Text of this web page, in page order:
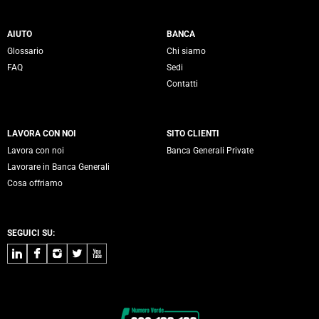
Servizi Banca Generali
AIUTO
Glossario
FAQ
BANCA
Chi siamo
Sedi
Contatti
LAVORA CON NOI
Lavora con noi
Lavorare in Banca Generali
Cosa offriamo
SITO CLIENTI
Banca Generali Private
SEGUICI SU:
LinkedInFacebook
Instagram
TwitterYoutube